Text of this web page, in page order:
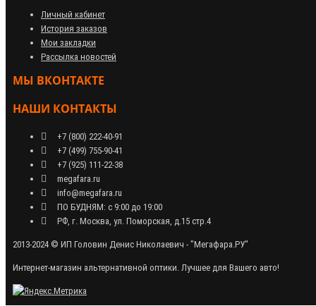
Личный кабинет
История заказов
Мои закладки
Рассылка новостей
МЫ ВКОНТАКТЕ
НАШИ КОНТАКТЫ
+7 (800) 222-40-91
+7 (499) 755-90-41
+7 (925) 111-22-38
megafara.ru
info@megafara.ru
ПО БУДНЯМ: с 9:00 до 19:00
РФ, г. Москва, ул. Поморская, д.15 стр.4
2013-2024 © ИП Головин Денис Николаевич - "Мегафара.РУ"
Интернет-магазин альтернативной оптики. Лучшее для Вашего авто!